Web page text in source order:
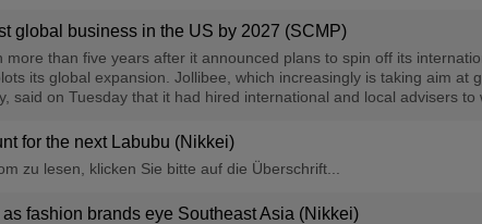
global business in the US by 2027 (SCMP)
than five years after it announced plans to spin off its
its global expansion. Jollibee, which increasingly is taking aim at
said on Tuesday that it had hired international and local advisers to
for the next Labubu (Nikkei)
zu lesen, klicken Sie bitte auf die Überschrift...
fashion brands eye Southeast Asia (Nikkei)